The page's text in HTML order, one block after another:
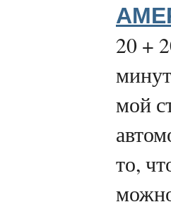
20 +
мой
то,